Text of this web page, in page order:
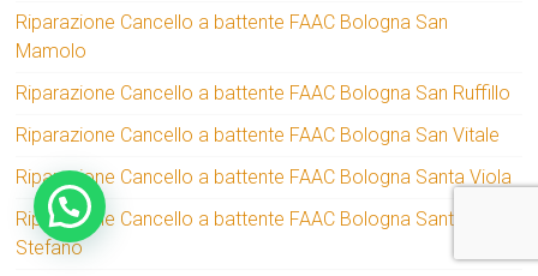
Riparazione Cancello a battente FAAC Bologna San
Mamolo
Riparazione Cancello a battente FAAC Bologna San Ruffillo
Riparazione Cancello a battente FAAC Bologna San Vitale
Riparazione Cancello a battente FAAC Bologna Santa Viola
Riparazione Cancello a battente FAAC Bologna Santo
Stefano